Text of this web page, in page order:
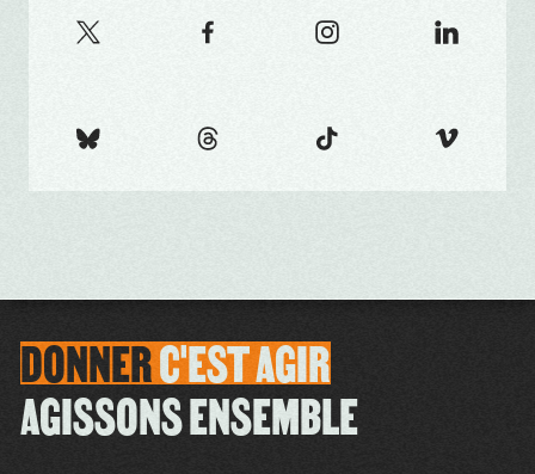
DONNERC'ESTAGIR
AGISSONS ENSEMBLE